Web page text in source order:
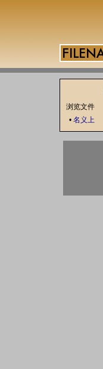
浏览文件
• 名义上